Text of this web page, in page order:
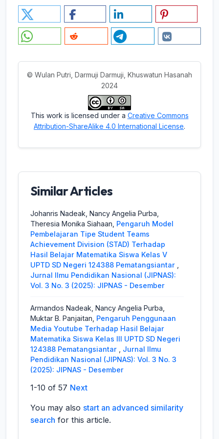
© Wulan Putri, Darmuji Darmuji, Khuswatun Hasanah
2024
This work is licensed under a Creative Commons
Attribution-ShareAlike 4.0 International License.
Similar Articles
Johanris Nadeak, Nancy Angelia Purba,
Theresia Monika Siahaan, Pengaruh Model
Pembelajaran Tipe Student Teams
Achievement Division (STAD) Terhadap
Hasil Belajar Matematika Siswa Kelas V
UPTD SD Negeri 124388 Pematangsiantar
Jurnal Ilmu Pendidikan Nasional (JIPNAS):
Vol. 3 No. 3 (2025): JIPNAS - Desember
Armandos Nadeak, Nancy Angelia Purba,
Muktar B. Panjaitan, Pengaruh Penggunaan
Media Youtube Terhadap Hasil Belajar
Matematika Siswa Kelas III UPTD SD Negeri
124388 Pematangsiantar
Jurnal Ilmu
Pendidikan Nasional (JIPNAS): Vol. 3 No. 3
(2025): JIPNAS - Desember
Randy,Pengaruh Penerapan Model Project
Peningkatan Maharah Kalam Peserta Didik
Kelas VIII SMP IT Makassar Islamic School
1-10 of 57 Next
You may also start an advanced similarity
search for this article.